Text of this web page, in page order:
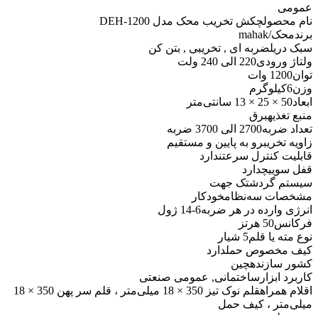
عمومی
نام محصولچکش تخریب محک مدل DEH-1200
برندمحک/mahak
سبک دریلضربه ای , تخریبی , بتن کن
ولتاژ ورودی220 الی 240 ولت
توان1200 وات
وزن6کیلوگرم
ابعاد50 × 25 × 13 سانتی‌متر
منبع تغذیهبرق
تعداد ضربه2700 الی 3700 ضربه
زاویه تخریبرو به پایین و مستقیم
قابلیت کنترل سرعتندارد
قفل سوییچدارد
سیستم گردشتک جهت
مشخصات سه‌نظامخودکار
انرژی وارده در هر ضربه6-14 ژول
فرکانس50 هرتز
نوع مته یا قلم5 شیار
کیف مخصوص حملدارد
کشور سازندهچین
کاربرد ابزار ساختمانی, عمومی صنعتی
اقلام همراه
قلم نوک تیز 350 × 18 میلی‌متر ، قلم سر پهن 350 × 18
میلی‌متر ، کیف حمل